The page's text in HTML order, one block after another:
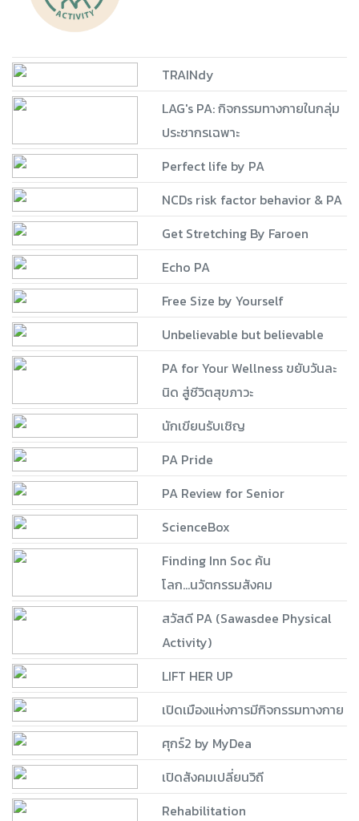
TRAINdy
LAG's PA: กิจกรรมทางกายในกลุ่ม
ประชากรเฉพาะ
Perfect life by PA
NCDs risk factor behavior & PA
Get Stretching By Faroen
Echo PA
Free Size by Yourself
Unbelievable but believable
PA for Your Wellness ขยับวันละ
นิด สู่ชีวิตสุขภาวะ
นักเขียนรับเชิญ
PA Pride
PA Review for Senior
ScienceBox
Finding Inn Soc ค้น
โลก...นวัตกรรมสังคม
สวัสดี PA (Sawasdee Physical
Activity)
LIFT HER UP
เปิดเมืองแห่งการมีกิจกรรมทางกาย
ศุกร์2 by MyDea
เปิดสังคมเปลี่ยนวิถี
Rehabilitation